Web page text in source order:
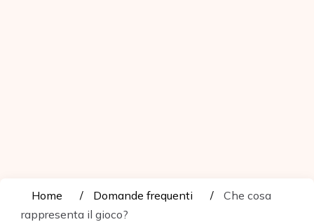
Home Domande frequenti
Che cosa
rappresenta il gioco?